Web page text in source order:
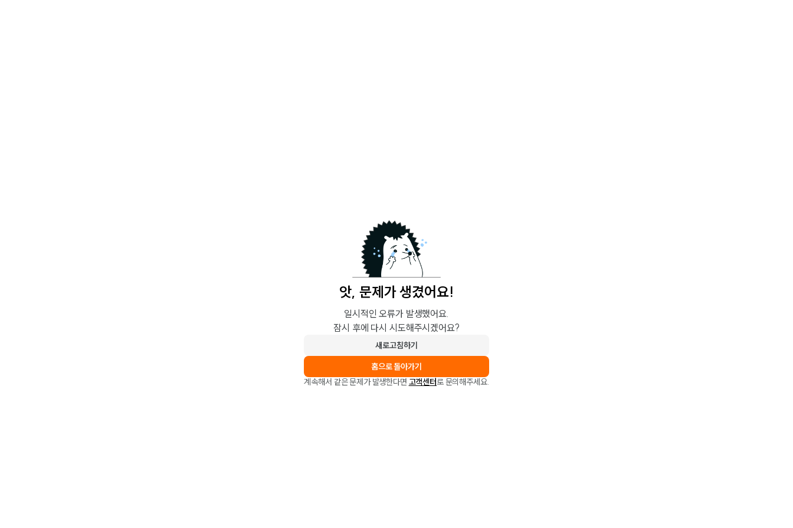
앗, 문제가 생겼어요!
일시적인 오류가 발생했어요.
잠시 후에 다시 시도해주시겠어요?
새로고침하기
홈으로 돌아가기
계속해서 같은 문제가 발생한다면 고객센터로 문의해주세요.